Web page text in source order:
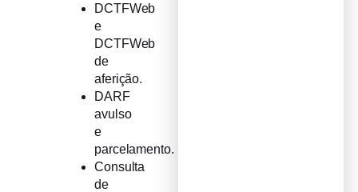
DCTFWeb
e
DCTFWeb
de
aferição.
DARF
avulso
e
parcelamento.
Consulta
de